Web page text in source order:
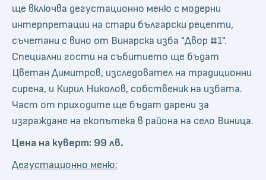
ще включва дегустационно меню с модерни
интерпретации на стари български рецепти,
съчетани с вино от Винарска изба "Двор #1".
Специални гости на събитието ще бъдат
Цветан Димитров, изследовател на традиционни
сирена, и Кирил Николов, собственик на избата.
Част от приходите ще бъдат дарени за
изграждане на екопътека в района на село Виница.
Цена на куверт: 99 лв.
Дегустационно меню: